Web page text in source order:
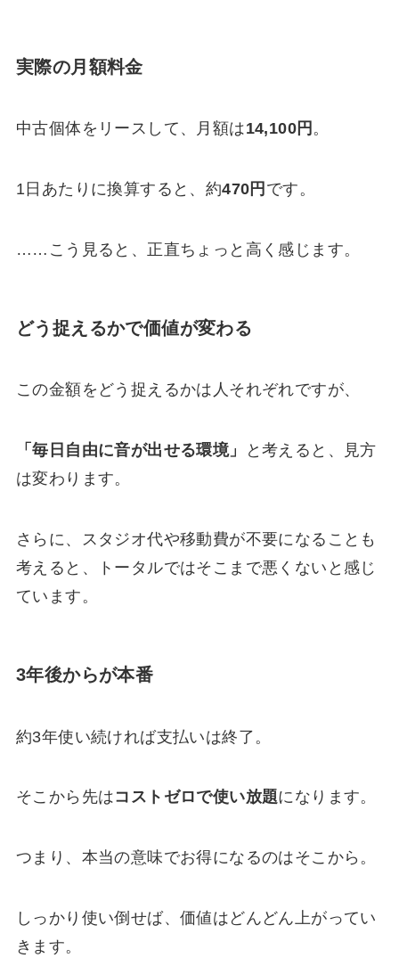
実際の月額料金
中古個体をリースして、月額は14,100円 。
1日あたりに換算すると、約470円 です。
……こう見ると、正直ちょっと高く感じます。
どう捉えるかで価値が変わる
この金額をどう捉えるかは人それぞれですが、
「毎日自由に音が出せる環境」
と考えると、見方
は変わります。
さらに、スタジオ代や移動費が不要になることも
考えると、トータルではそこまで悪くないと感じ
ています。
3年後からが本番
約3年使い続ければ支払いは終了。
そこから先はコストゼロで使い放題になります。
つまり、本当の意味でお得になるのはそこから。
しっかり使い倒せば、価値はどんどん上がってい
きます。